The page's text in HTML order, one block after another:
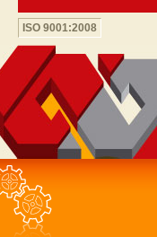
ISO 9001:2008